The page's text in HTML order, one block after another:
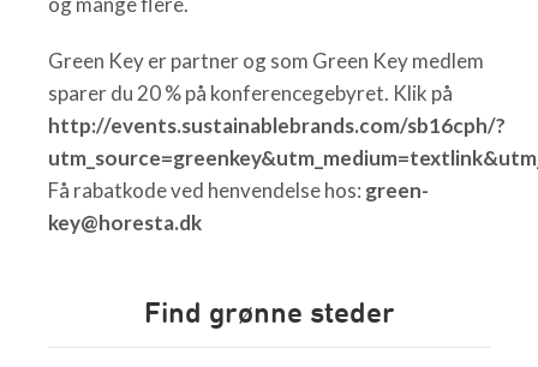
Green Key er partner og som Green Key medlem
sparer du 20 % på konferencegebyret. Klik på
http://events.sustainablebrands.com/sb16cph/?
Få rabatkode ved henvendelse hos: green-
key@horesta.dk
Find grønne steder